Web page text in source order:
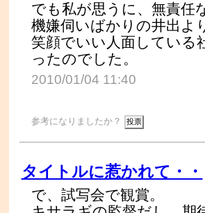
でも私が思うに、無責任
機嫌伺いばかりの井出よ
笑顔でいい人面している
ったのでした。
2010/01/04 11:40
参考になりましたか？
タイトルに惹かれて・・
で、試写会で観賞。